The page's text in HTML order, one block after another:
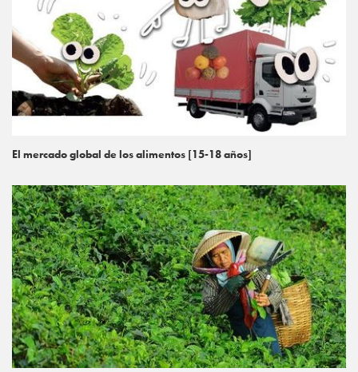
El mercado global de los alimentos [15-18 años]